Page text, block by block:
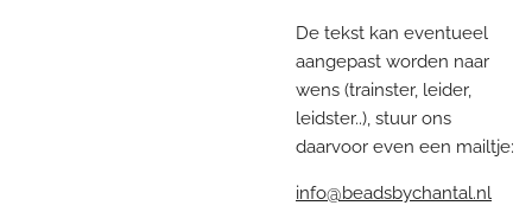
De tekst kan eventueel
aangepast worden naar
wens (trainster, leider,
leidster..), stuur ons
daarvoor even een mailtje:
info@beadsbychantal.nl